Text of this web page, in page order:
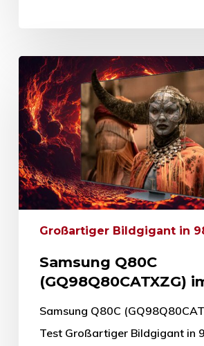
Großartiger Bildgigant in
Samsung Q80C
(GQ98Q80CATXZG)
Samsung Q80C
Test Großartiger Bildgigant in